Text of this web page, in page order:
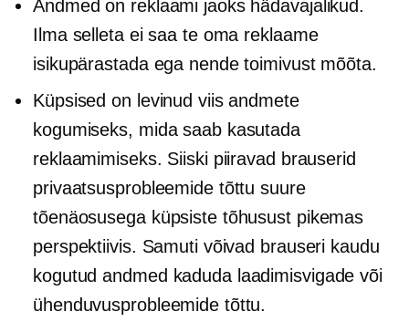
Andmed on reklaami jaoks hädavajalikud.
Ilma selleta ei saa te oma reklaame
isikupärastada ega nende toimivust mõõta.
Küpsised on levinud viis andmete
kogumiseks, mida saab kasutada
reklaamimiseks. Siiski piiravad brauserid
privaatsusprobleemide tõttu suure
tõenäosusega küpsiste tõhusust pikemas
perspektiivis. Samuti võivad brauseri kaudu
kogutud andmed kaduda laadimisvigade või
ühenduvusprobleemide tõttu.